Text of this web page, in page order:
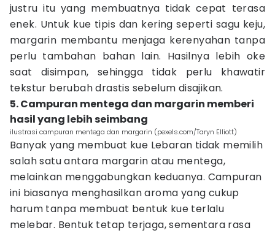
justru itu yang membuatnya tidak cepat terasa
enek. Untuk kue tipis dan kering seperti sagu keju,
margarin membantu menjaga kerenyahan tanpa
perlu tambahan bahan lain. Hasilnya lebih oke
saat disimpan, sehingga tidak perlu khawatir
tekstur berubah drastis sebelum disajikan.
5. Campuran mentega dan margarin memberi
hasil yang lebih seimbang
ilustrasi campuran mentega dan margarin (pexels.com/Taryn Elliott)
Banyak yang membuat kue Lebaran tidak memilih
salah satu antara margarin atau mentega,
melainkan menggabungkan keduanya. Campuran
ini biasanya menghasilkan aroma yang cukup
harum tanpa membuat bentuk kue terlalu
melebar. Bentuk tetap terjaga, sementara rasa